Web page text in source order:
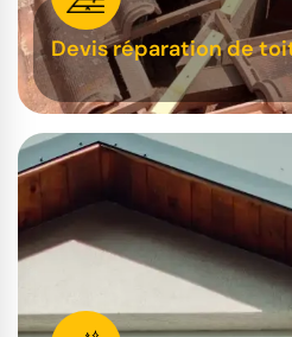
Devis réparation de